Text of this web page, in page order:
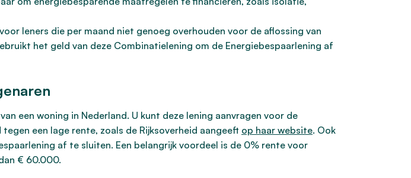
leners die per maand niet genoeg overhouden voor de aflossing van
het geld van deze Combinatielening om de Energiebespaarlening af
een woning in Nederland. U kunt deze lening aanvragen voor de
een lage rente, zoals de Rijksoverheid aangeeft op haar website. Ook
af te sluiten. Een belangrijk voordeel is de 0% rente voor
€ 60.000.